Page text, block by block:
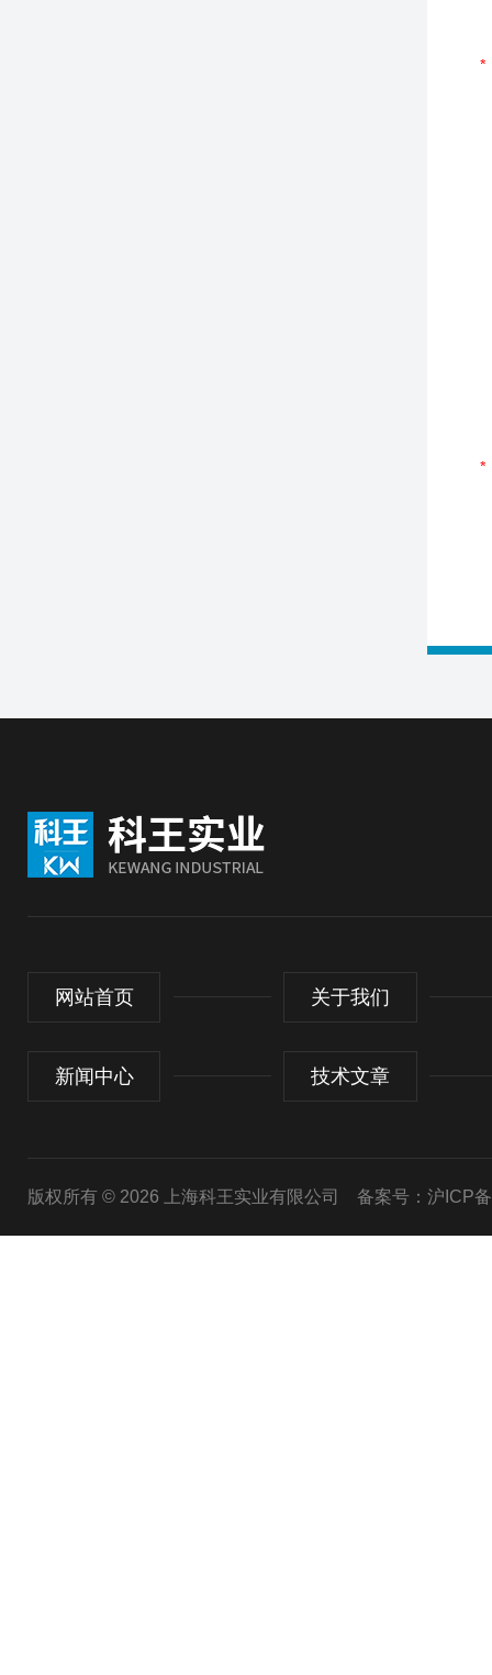
网站首页 关于我们
新闻中心 技术文章
版权所有 © 2026 上海科王实业有限公司 备案号：沪ICP